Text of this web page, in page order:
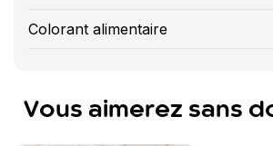
Colorant alimentaire
Vous aimerez sans